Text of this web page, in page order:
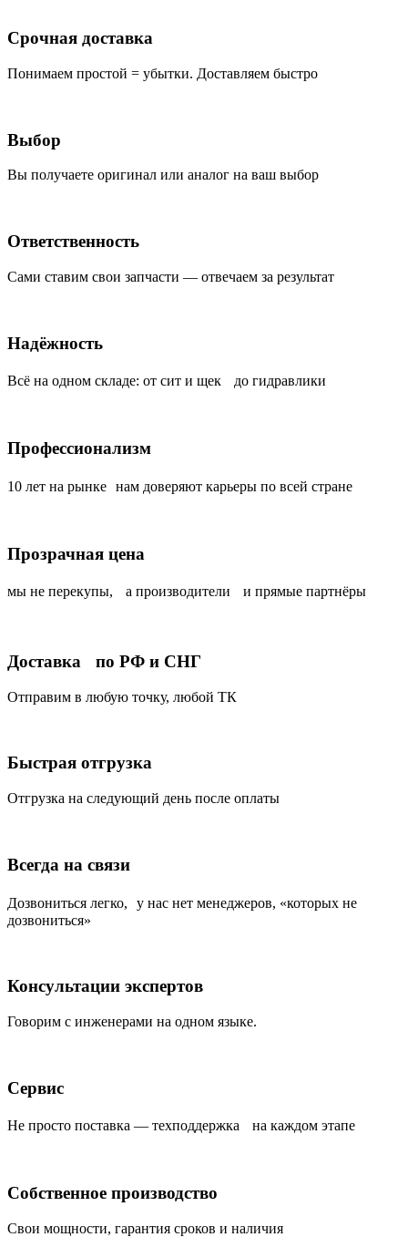
Срочная доставка
Понимаем простой = убытки. Доставляем быстро
Выбор
Вы получаете оригинал или аналог на ваш выбор
Ответственность
Сами ставим свои запчасти — отвечаем за результат
Надёжность
Всё на одном складе: от сит и щек до гидравлики
Профессионализм
10 лет на рынке нам доверяют карьеры по всей стране
Прозрачная цена
мы не перекупы, а производители и прямые партнёры
Доставка по РФ и СНГ
Отправим в любую точку, любой ТК
Быстрая отгрузка
Отгрузка на следующий день после оплаты
Всегда на связи
Дозвониться легко, у нас нет менеджеров, «которых не
дозвониться»
Консультации экспертов
Говорим с инженерами на одном языке.
Сервис
Не просто поставка — техподдержка на каждом этапе
Собственное производство
Свои мощности, гарантия сроков и наличия